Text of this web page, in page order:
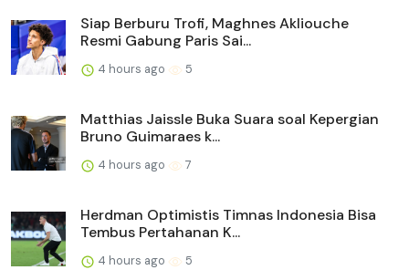
Siap Berburu Trofi, Maghnes Akliouche
Resmi Gabung Paris Sai...
4 hours ago 5
Matthias Jaissle Buka Suara soal Kepergian
Bruno Guimaraes k...
4 hours ago 7
Herdman Optimistis Timnas Indonesia Bisa
Tembus Pertahanan K...
4 hours ago 5